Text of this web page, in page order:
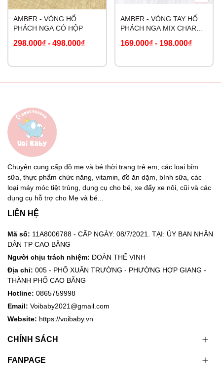
AMBER - VÒNG HỔ
PHÁCH NGA CÓ HỘP
298.000₫ - 498.000₫
AMBER - VÒNG TAY HỔ
PHÁCH NGA MIX CHARM
169.000₫- 198.000₫
Chuyên cung cấp đồ mẹ và bé thời trang trẻ em, các loại bỉm
sữa, thực phẩm chức năng, vitamin, đồ ăn dặm, bình sữa, các
loại máy móc tiệt trùng, dụng cụ cho bé, xe đẩy xe nôi, cũi và các
dụng cụ hỗ trợ cho Mẹ và bé...
LIÊN HỆ
Mã số: 11A8006788 - CẤP NGÀY: 08/7/2021. TẠI: ỦY BAN NHÂN
DÂN TP CAO BẰNG
Người chịu trách nhiệm: ĐOÀN THẾ VINH
Địa chỉ: 005 - PHỐ XUÂN TRƯỜNG - PHƯỜNG HỢP GIANG -
THÀNH PHỐ CAO BẰNG
Hotline: 0865759998
Email: Voibaby2021@gmail.com
Website: https://voibaby.vn
CHÍNH SÁCH
FANPAGE